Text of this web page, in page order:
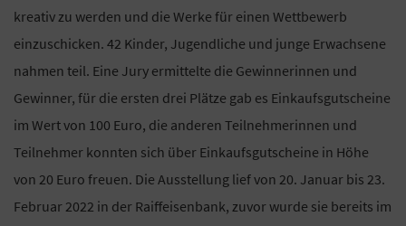
kreativ zu werden und die Werke für einen Wettbewerb
einzuschicken. 42 Kinder, Jugendliche und junge Erwachsene
nahmen teil. Eine Jury ermittelte die Gewinnerinnen und
Gewinner, für die ersten drei Plätze gab es Einkaufsgutscheine
im Wert von 100 Euro, die anderen Teilnehmerinnen und
Teilnehmer konnten sich über Einkaufsgutscheine in Höhe
von 20 Euro freuen. Die Ausstellung lief von 20. Januar bis 23.
Februar 2022 in der Raiffeisenbank, zuvor wurde sie bereits im